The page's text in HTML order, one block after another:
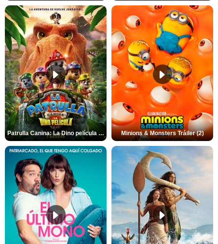
Patrulla Canina: La Dino película Tráiler VO Minions & Monsters Tráiler (2)